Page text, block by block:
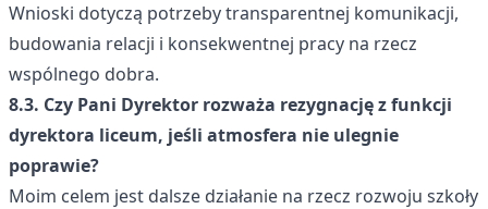
Wnioski dotyczą potrzeby transparentnej komunikacji,
budowania relacji i konsekwentnej pracy na rzecz
wspólnego dobra.
8.3. Czy Pani Dyrektor rozważa rezygnację z funkcji
dyrektora liceum, jeśli atmosfera nie ulegnie
poprawie?
Moim celem jest dalsze działanie na rzecz rozwoju szkoły